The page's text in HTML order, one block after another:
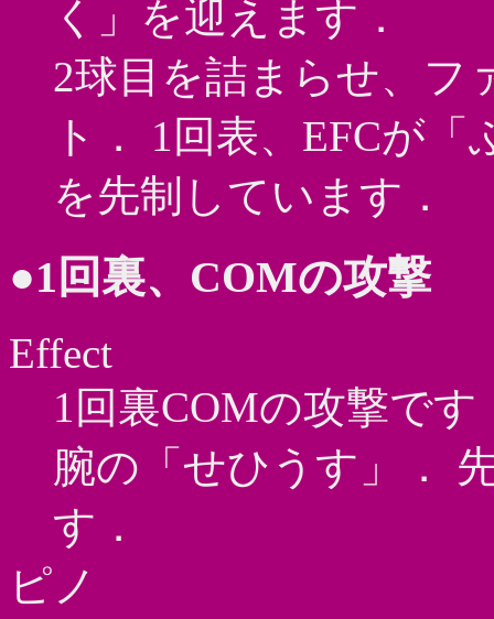
く」を迎えます．
2球目を詰まらせ、フ
ト． 1回表、EFCが
を先制しています．
●1回裏、COMの攻撃
Effect
1回裏COMの攻撃で
腕の「せひうす」．
す．
ピノ